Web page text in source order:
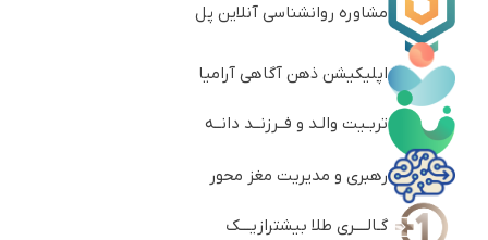
مشاوره روانشناسی آنلاین پل
اپلیکیشن ذهن آگاهی آرامیا
تربـیت والـد و فــرزنــد دانــه
رهبری و مدیریت مغز محور
گـالــــری طلا بیشترازیـــک